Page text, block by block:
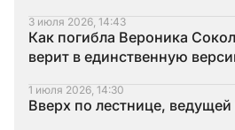
3 июля 2026, 14:43
Как погибла Вероника
верит в единственную
1 июля 2026, 14:30
Вверх по лестнице,